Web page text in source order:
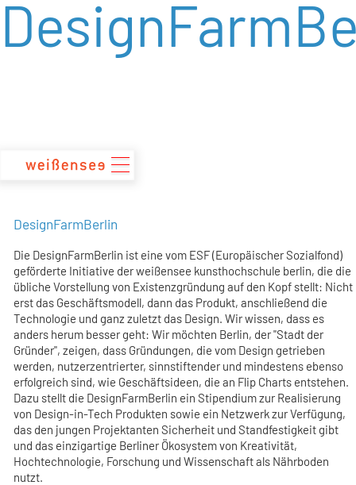
zum
DesignFarmBerlin
Die DesignFarmBerlin ist eine vom ESF (Europäischer Sozialfond)
geförderte Initiative der weißensee kunsthochschule berlin, die die
übliche Vorstellung von Existenzgründung auf den Kopf stellt: Nicht
erst das Geschäftsmodell, dann das Produkt, anschließend die
Technologie und ganz zuletzt das Design. Wir wissen, dass es
anders herum besser geht: Wir möchten Berlin, der "Stadt der
Gründer", zeigen, dass Gründungen, die vom Design getrieben
werden, nutzerzentrierter, sinnstiftender und mindestens ebenso
erfolgreich sind, wie Geschäftsideen, die an Flip Charts entstehen.
Dazu stellt die DesignFarmBerlin ein Stipendium zur Realisierung
von Design-in-Tech Produkten sowie ein Netzwerk zur Verfügung,
das den jungen Projektanten Sicherheit und Standfestigkeit gibt
und das einzigartige Berliner Ökosystem von Kreativität,
Hochtechnologie, Forschung und Wissenschaft als Nährboden
nutzt.